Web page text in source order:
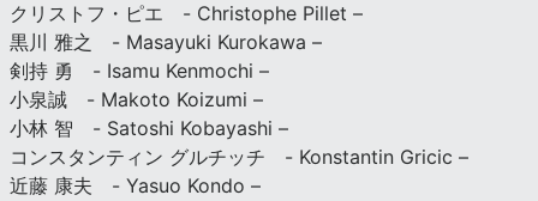
クリストフ・ピエ - Christophe Pillet –
黒川 雅之 - Masayuki Kurokawa –
剣持 勇 - Isamu Kenmochi –
小泉誠 - Makoto Koizumi –
小林 智 - Satoshi Kobayashi –
コンスタンティン グルチッチ - Konstantin Gricic –
近藤 康夫 - Yasuo Kondo –